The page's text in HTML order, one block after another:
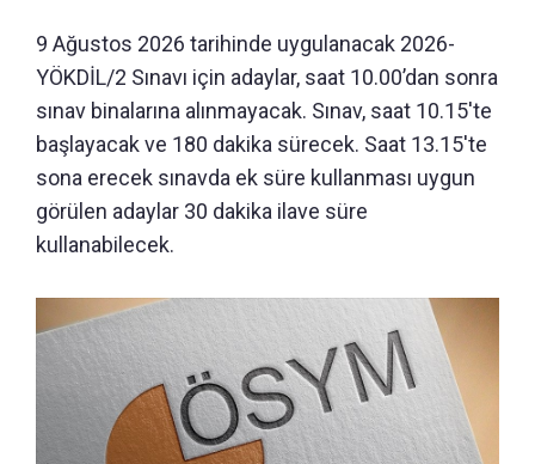
9 Ağustos 2026 tarihinde uygulanacak 2026-
YÖKDİL/2 Sınavı için adaylar, saat 10.00’dan sonra
sınav binalarına alınmayacak. Sınav, saat 10.15'te
başlayacak ve 180 dakika sürecek. Saat 13.15'te
sona erecek sınavda ek süre kullanması uygun
görülen adaylar 30 dakika ilave süre
kullanabilecek.